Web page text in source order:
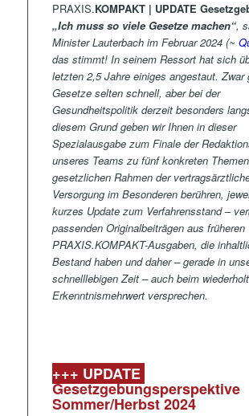
PRAXIS.KOMPAKT | UPDATE
„Ich muss so viele Gesetze machen“,
Minister Lauterbach im Februar 2024 (~
das stimmt! In seinem Ressort hat sich
letzten 2,5 Jahre einiges angestaut. Zwar
Gesetze selten schnell, aber bei der
Gesundheitspolitik derzeit besonders
diesem Grund geben wir Ihnen in dieser
Spezialausgabe zum Finale der
unseres Teamszu fünf konkreten
gesetzlichen Rahmen der
Versorgung im Besonderen berühren,
kurzes Update zum Verfahrensstand –
passenden Originalbeiträgen aus früheren
PRAXIS.KOMPAKT-Ausgaben, die
Bestand haben und daher – gerade in
schnelllebigen Zeit – auch beim
Erkenntnismehrwert versprechen.
+++ UPDATE
Gesetzgebungsperspektive
Sommer/Herbst 2024